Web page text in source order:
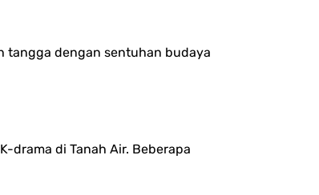
tangga dengan sentuhan budaya
drama di Tanah Air. Beberapa